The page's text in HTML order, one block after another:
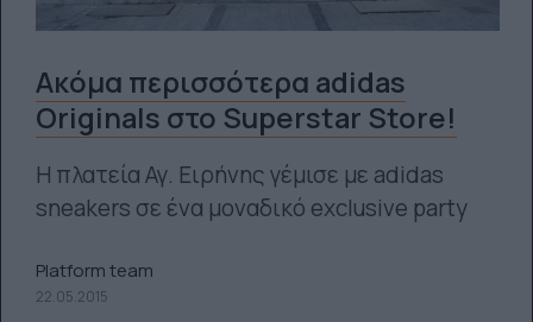
Ακόμα περισσότερα adidas
Originals στο Superstar Store!
Η πλατεία Αγ. Ειρήνης γέμισε με adidas
sneakers σε ένα μοναδικό exclusive party
Platform team
22.05.2015